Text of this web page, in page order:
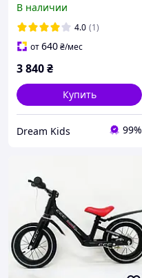
розовый
В наличии
4.0 (1)
от640₴/мес
3 840₴
Купить
Dream Kids 99%